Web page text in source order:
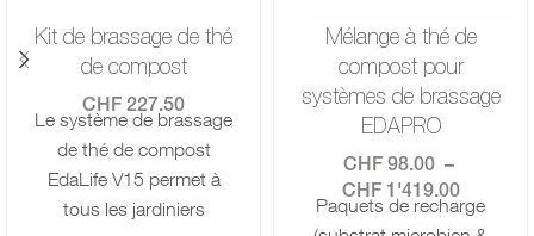
Kit de brassage de thé
de compost
CHF 227.50
Le système de brassage
de thé de compost
EdaLife V15 permet à
tous les jardiniers
Mélange à thé de
compost pour
systèmes de brassage
EDAPRO
CHF98.00
–
CHF1'419.00
Paquets de recharge